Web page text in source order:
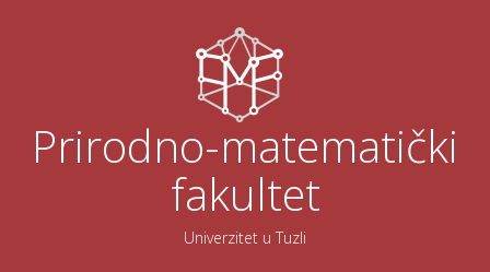
Prirodno-matematički
fakultet
Univerzitet u Tuzli